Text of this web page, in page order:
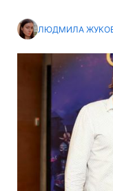
ЛЮДМИЛА